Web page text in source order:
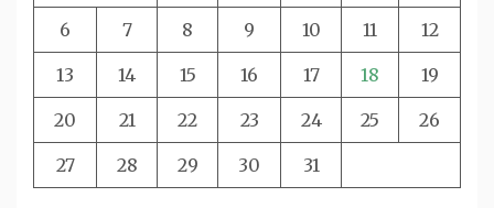
6 7 8 9 10 11 12
13 14 15 16 17 18 19
20 21 22 23 24 25 26
27 28 29 30 31